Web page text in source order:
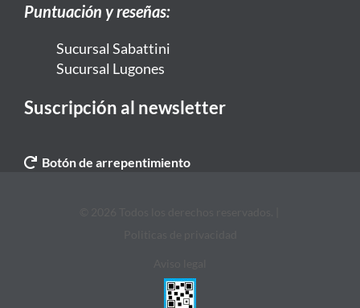
Puntuación y reseñas:
Sucursal Sabattini
Sucursal Lugones
Suscripción al newsletter
Botón de arrepentimiento